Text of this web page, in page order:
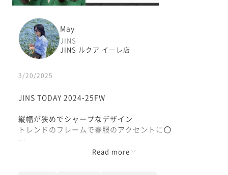
May
JINS
JINS ルクア イーレ店
3/20/2025
JINS TODAY 2024-25FW
縦幅が狭めでシャープなデザイン
トレンドのフレームで春服のアクセントに⭕️
丸顔さんにもおすすめ🌷Read more